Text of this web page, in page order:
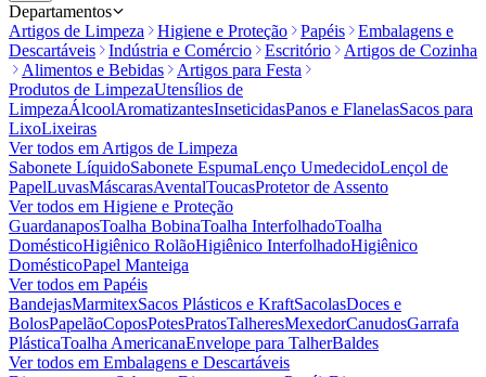
Departamentos
Artigos de Limpeza
Higiene e Proteção Papéis
Embalagens e
Descartáveis
Indústria e Comércio Escritório
Artigos de Cozinha
Alimentos e Bebidas
Artigos para Festa
Produtos de LimpezaUtensílios de
LimpezaÁlcoolAromatizantesInseticidasPanos e FlanelasSacos para
LixoLixeiras
Ver todos em Artigos de Limpeza
Sabonete LíquidoSabonete EspumaLenço UmedecidoLençol de
PapelLuvasMáscarasAventalToucasProtetor de Assento
Ver todos em Higiene e Proteção
GuardanaposToalha BobinaToalha InterfolhadoToalha
DomésticoHigiênico RolãoHigiênico InterfolhadoHigiênico
DomésticoPapel Manteiga
Ver todos em Papéis
BandejasMarmitexSacos Plásticos e KraftSacolasDoces e
BolosPapelãoCoposPotesPratosTalheresMexedorCanudosGarrafa
PlásticaToalha AmericanaEnvelope para TalherBaldes
Ver todos em Embalagens e Descartáveis